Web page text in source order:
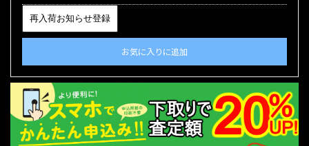
再入荷お知らせ登録
お気に入りに追加